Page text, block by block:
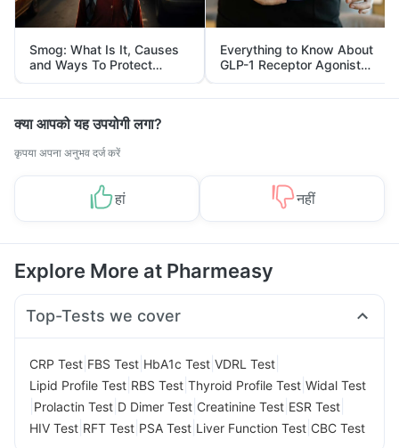
Smog: What Is It, Causes
and Ways To Protect
Yourself From It
Everything to Know About
GLP-1 Receptor Agonist
and Its Role in Weight
Management
क्या आपको यह उपयोगी लगा?
कृपया अपना अनुभव दर्ज करें
हां नहीं
Explore More at Pharmeasy
Top-Tests we cover
CRP Test FBS Test HbA1c Test VDRL Test
Lipid Profile Test RBS Test Thyroid Profile Test Widal Test
Prolactin Test D Dimer Test Creatinine Test ESR Test
HIV Test RFT Test PSA Test Liver Function Test CBC Test